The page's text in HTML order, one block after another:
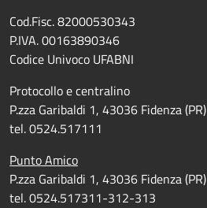
Cod.Fisc. 82000530343
P.IVA. 00163890346
Codice Univoco UFABNI
Protocollo e centralino
P.zza Garibaldi 1, 43036 Fidenza (PR)
tel. 0524.517111
Punto Amico
P.zza Garibaldi 1, 43036 Fidenza (PR)
tel. 0524.517311-312-313